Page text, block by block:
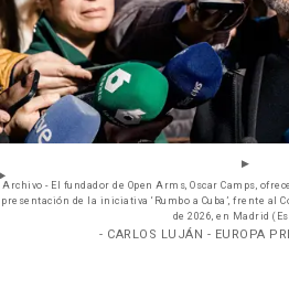
Archivo - El fundador de Open Arms, Oscar Camps,
presentación de la iniciativa ‘Rumbo a Cuba’, frente al
de 2026, en Madrid
- CARLOS LUJÁN - EUROPA